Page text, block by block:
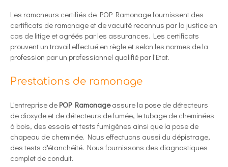
Les ramoneurs certifiés de POP Ramonage fournissent des
certificats de ramonage et de vacuité reconnus par la justice en
cas de litige et agréés par les assurances. Les certificats
prouvent un travail effectué en règle et selon les normes de la
profession par un professionnel qualifié par l'Etat.
Prestations de ramonage
L'entreprise de POP Ramonageassure la pose de détecteurs
de dioxyde et de détecteurs de fumée, le tubage de cheminées
à bois, des essais et tests fumigènes ainsi que la pose de
chapeau de cheminée. Nous effectuons aussi du dépistrage,
des tests d'étanchéité. Nous fournissons des diagnostiques
complet de conduit.